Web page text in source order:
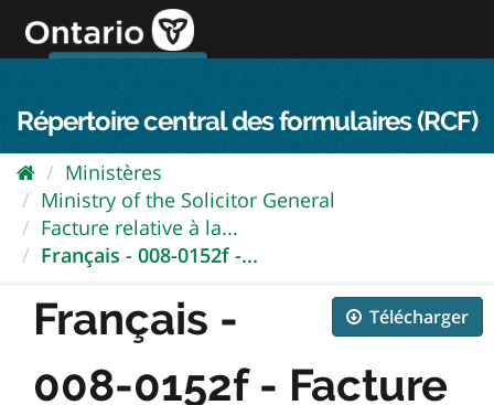
directement
au
Répertoire central des formulaires (RCF)
Ministères
Ministry of the Solicitor General
Facture relative à la...
Français - 008-0152f -...
Télécharger
Français -
008-0152f - Facture